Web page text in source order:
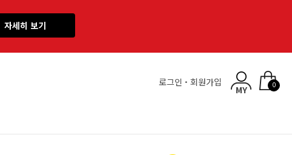
자세히 보기
로그인 · 회원가입 0